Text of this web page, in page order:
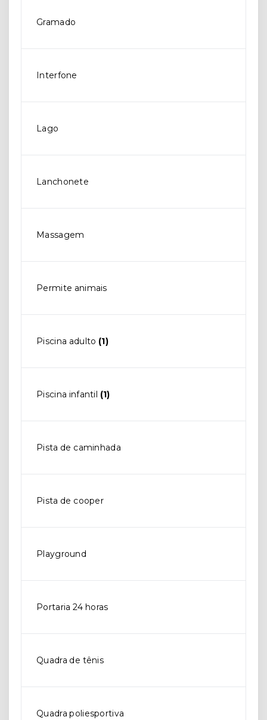
Gramado
Interfone
Lago
Lanchonete
Massagem
Permite animais
Piscina adulto (1)
Piscina infantil (1)
Pista de caminhada
Pista de cooper
Playground
Portaria 24 horas
Quadra de tênis
Quadra poliesportiva